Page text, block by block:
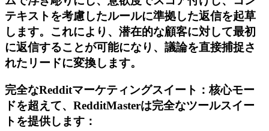
テキストを考慮したルールに準拠した返信を起草
します。これにより、潜在的な顧客に対して最初
に返信することが可能になり、議論を直接捕捉さ
れたリードに変換します。
完全なRedditマーケティングスイート：核心モー
ドを超えて、RedditMasterは完全なツールスイー
トを提供します：